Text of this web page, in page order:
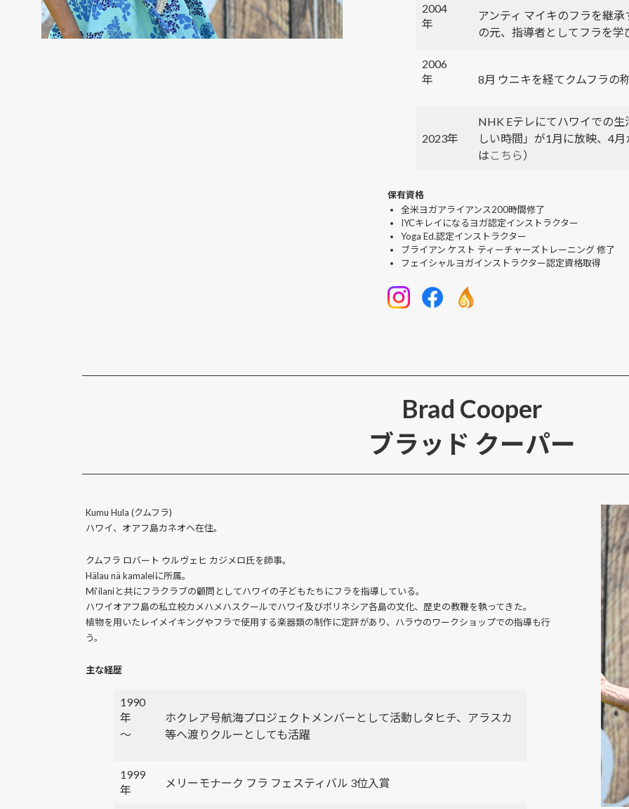
2004
年
アンティ マイキのフラを継
の元、指導者としてフラを学
2006
年
8月 ウニキを経てクムフラの
2023年
NHK Eテレにてハワイでの
しい時間」が1月に放映、4
は こちら）
保有資格
全米ヨガアライアンス200時間修了
IYCキレイになるヨガ認定インストラクター
Yoga Ed.認定インストラクター
ブライアン ケスト ティーチャーズトレーニング 修了
フェイシャルヨガインストラクター認定資格取得
Brad Cooper
ブラッド クーパー
Kumu Hula (クムフラ)
ハワイ、オアフ島カネオヘ在住。
クムフラ ロバート ウルヴェヒ カジメロ氏を師事。
Hälau nä kamaleiに所属。
Mi‘ilaniと共にフラクラブの顧問としてハワイの子どもたちにフラを指導している。
ハワイオアフ島の私立校カメハメハスクールでハワイ及びポリネシア各島の文化、歴史の教鞭を執ってきた。
植物を用いたレイメイキングやフラで使用する楽器類の制作に定評があり、ハラウのワークショップでの指導も行
う。
主な経歴
1990
年
～
ホクレア号航海プロジェクトメンバーとして活動しタヒチ、アラスカ
等へ渡りクルーとしても活躍
1999
年
メリーモナーク フラ フェスティバル 3位入賞